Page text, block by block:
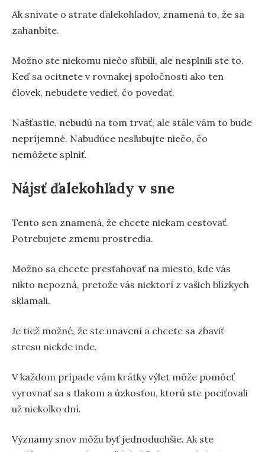
Ak snívate o strate ďalekohľadov, znamená to, že sa
zahanbíte.
Možno ste niekomu niečo sľúbili, ale nesplnili ste to.
Keď sa ocitnete v rovnakej spoločnosti ako ten
človek, nebudete vedieť, čo povedať.
Našťastie, nebudú na tom trvať, ale stále vám to bude
nepríjemné. Nabudúce nesľubujte niečo, čo
nemôžete splniť.
Nájsť ďalekohľady v sne
Tento sen znamená, že chcete niekam cestovať.
Potrebujete zmenu prostredia.
Možno sa chcete presťahovať na miesto, kde vás
nikto nepozná, pretože vás niektorí z vašich blízkych
sklamali.
Je tiež možné, že ste unavení a chcete sa zbaviť
stresu niekde inde.
V každom prípade vám krátky výlet môže pomôcť
vyrovnať sa s tlakom a úzkosťou, ktorú ste pociťovali
už niekoľko dní.
Významy snov môžu byť jednoduchšie. Ak ste